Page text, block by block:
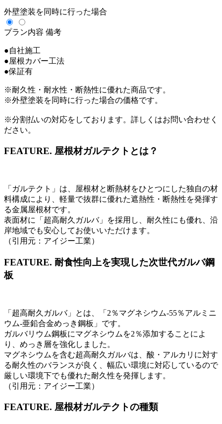
外壁塗装を同時に行った場合
プラン内容 備考
●自社施工
●屋根カバー工法
●保証有
※耐久性・耐水性・断熱性に優れた商品です。
※外壁塗装を同時に行った場合の価格です。
※分割払いの対応をしております。詳しくはお問い合わせく
ださい。
FEATURE. 屋根材ガルテクトとは？
「ガルテクト」は、屋根材と断熱材をひとつにした独自の材
料構成により、軽量で抜群に優れた遮熱性・断熱性を発揮す
る金属屋根材です。
表面材に「超高耐久ガルバ」を採用し、耐久性にも優れ、沿
岸地域でも安心してお使いいただけます。
（引用元：アイジー工業）
FEATURE. 耐食性向上を実現した次世代ガルバ鋼
板
「超高耐久ガルバ」とは、「2％マグネシウム-55％アルミニ
ウム-亜鉛合金めっき鋼板」です。
ガルバリウム鋼板にマグネシウムを2％添加することによ
り、めっき層を強化しました。
マグネシウムを含む超高耐久ガルバは、酸・アルカリに対す
る耐久性のバランスが良く、幅広い環境に対応しているので
厳しい環境下でも優れた耐久性を発揮します。
（引用元：アイジー工業）
FEATURE. 屋根材ガルテクトの種類